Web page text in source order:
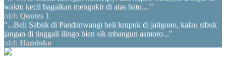
waktu kecil bagaikan mengukir di atas batu...."
oleh Quotes 1
"...Beli Sabuk di Pandanwangi beli krupuk di jatigono, kalau sibuk
jangan di tinggali ilingo bien sik mbangun asmoro..."
oleh Handoko